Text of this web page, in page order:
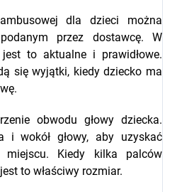
dla dzieci można
przez dostawcę. W
to aktualne i prawidłowe.
się wyjątki, kiedy dziecko ma
obwodu głowy dziecka.
i wokół głowy, aby uzyskać
Kiedy kilka palców
to właściwy rozmiar.